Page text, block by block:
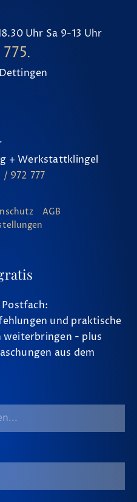
Uhr Sa 9-13 Uhr
.
+ Werkstattklingel
/ 972 777
AGB
und praktische
weiterbringen - plus
aus dem